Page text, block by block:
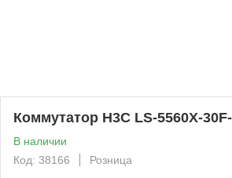
Коммутатор H3C LS-5560X-
В наличии
Код: 38166
Розница